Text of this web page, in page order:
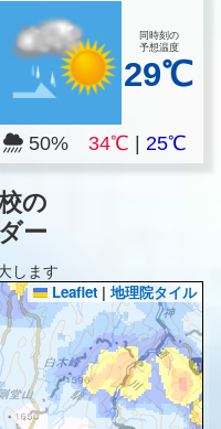
同時刻の
予想温度
29℃
50% 34℃ |25℃
の
ー
します
Leaflet | 地理院タイル